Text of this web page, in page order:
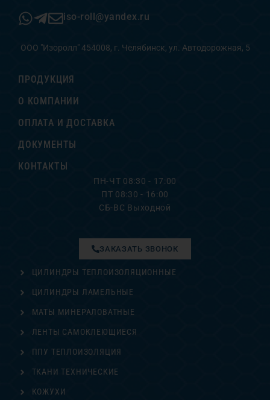
iso-roll@yandex.ru
ООО "Изоролл" 454008, г. Челябинск, ул. Автодорожная, 5
ПРОДУКЦИЯ
О КОМПАНИИ
ОПЛАТА И ДОСТАВКА
ДОКУМЕНТЫ
КОНТАКТЫ
ПН-ЧТ 08:30 - 17:00
ПТ 08:30 - 16:00
СБ-ВС Выходной
ЦИЛИНДРЫ ТЕПЛОИЗОЛЯЦИОННЫЕ
ЦИЛИНДРЫ ЛАМЕЛЬНЫЕ
МАТЫ МИНЕРАЛОВАТНЫЕ
ЛЕНТЫ САМОКЛЕЮЩИЕСЯ
ППУ ТЕПЛОИЗОЛЯЦИЯ
ТКАНИ ТЕХНИЧЕСКИЕ
ЗАКАЗАТЬ ЗВОНОК
КОЖУХИ